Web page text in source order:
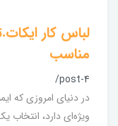
لباس کار
مناسب
/post-4
در دنیای امروزی که
ویژه‌ای دارد،